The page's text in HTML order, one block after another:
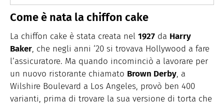
Come è nata la chiffon cake
La chiffon cake è stata creata nel 1927 da Harry
Baker, che negli anni ‘20 si trovava Hollywood a fare
l’assicuratore. Ma quando incominciò a lavorare per
un nuovo ristorante chiamato Brown Derby, a
Wilshire Boulevard a Los Angeles, provò ben 400
varianti, prima di trovare la sua versione di torta che